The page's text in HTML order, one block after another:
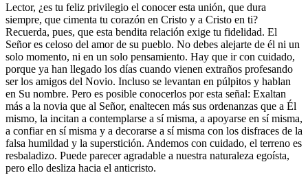
Lector, ¿es tu feliz privilegio el conocer esta unión, que dura
siempre, que cimenta tu corazón en Cristo y a Cristo en ti?
Recuerda, pues, que esta bendita relación exige tu fidelidad. El
Señor es celoso del amor de su pueblo. No debes alejarte de él ni un
solo momento, ni en un solo pensamiento. Hay que ir con cuidado,
porque ya han llegado los días cuando vienen extraños profesando
ser los amigos del Novio. Incluso se levantan en púlpitos y hablan
en Su nombre. Pero es posible conocerlos por esta señal: Exaltan
más a la novia que al Señor, enaltecen más sus ordenanzas que a Él
mismo, la incitan a contemplarse a sí misma, a apoyarse en sí misma,
a confiar en sí misma y a decorarse a sí misma con los disfraces de la
falsa humildad y la superstición. Andemos con cuidado, el terreno es
resbaladizo. Puede parecer agradable a nuestra naturaleza egoísta,
pero ello desliza hacia el anticristo.